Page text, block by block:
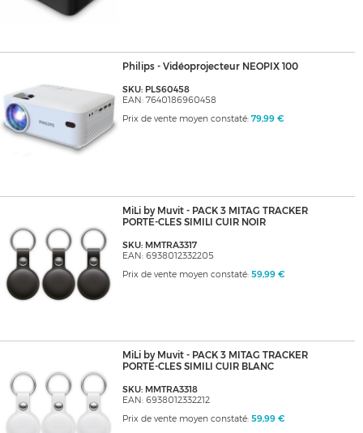
Philips - Vidéoprojecteur NEOPIX 100
SKU: PLS60458
EAN: 7640186960458
Prix de vente moyen constaté: 79,99 €
MiLi by Muvit - PACK 3 MITAG TRACKER
PORTE-CLES SIMILI CUIR NOIR
SKU: MMTRA3317
EAN: 6938012332205
Prix de vente moyen constaté: 59,99 €
MiLi by Muvit - PACK 3 MITAG TRACKER
PORTE-CLES SIMILI CUIR BLANC
SKU: MMTRA3318
EAN: 6938012332212
Prix de vente moyen constaté: 59,99 €